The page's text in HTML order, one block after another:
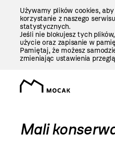
Używamy plików cookies,
korzystanie z naszego
statystycznych.
Jeśli nie blokujesz tych
użycie oraz zapisanie w
Pamiętaj, że możesz
zmieniając ustawienia
Mali